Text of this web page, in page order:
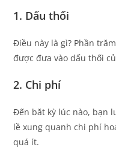
1. Dấu thối
Điều này là gì? Phần
được đưa vào dấu thối
2. Chi phí
Đến băt kỳ lúc nào, bạn
lề xung quanh chi phí
quá ít.